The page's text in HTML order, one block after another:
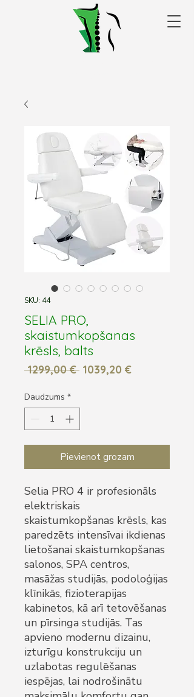
SKU: 44
SELIA PRO,
skaistumkopšanas
krēsls, balts
1299,00 € Parastā
1039,20 €
Daudzums *
Pievienot grozam
Selia PRO 4 ir profesionāls
elektriskais
skaistumkopšanas krēsls, kas
paredzēts intensīvai ikdienas
lietošanai skaistumkopšanas
salonos, SPA centros,
masāžas studijās, podoloģijas
klīnikās, fizioterapijas
kabinetos, kā arī tetovēšanas
un pīrsinga studijās. Tas
apvieno modernu dizainu,
izturīgu konstrukciju un
uzlabotas regulēšanas
iespējas, lai nodrošinātu